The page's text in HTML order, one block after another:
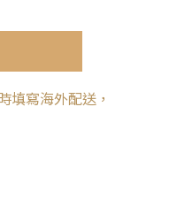
填寫海外配送，